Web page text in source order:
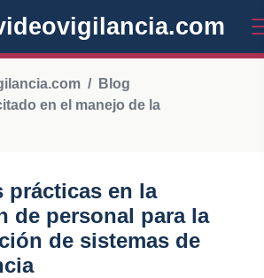
Blog
en el manejo de la
prácticas en la
de personal para la
de sistemas de